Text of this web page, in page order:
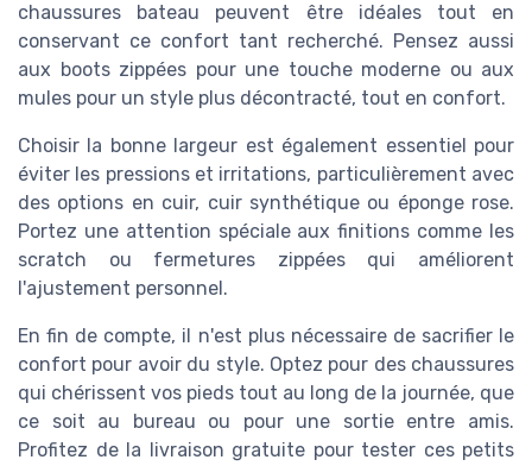
chaussures bateau peuvent être idéales tout en
conservant ce confort tant recherché. Pensez aussi
aux boots zippées pour une touche moderne ou aux
mules pour un style plus décontracté, tout en confort.
Choisir la bonne largeur est également essentiel pour
éviter les pressions et irritations, particulièrement avec
des options en cuir, cuir synthétique ou éponge rose.
Portez une attention spéciale aux finitions comme les
scratch ou fermetures zippées qui améliorent
l'ajustement personnel.
En fin de compte, il n'est plus nécessaire de sacrifier le
confort pour avoir du style. Optez pour des chaussures
qui chérissent vos pieds tout au long de la journée, que
ce soit au bureau ou pour une sortie entre amis.
Profitez de la livraison gratuite pour tester ces petits